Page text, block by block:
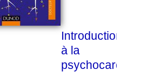
Introduction
à la